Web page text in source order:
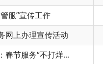
活动 〔2026〕号
烊...
生...
务办...